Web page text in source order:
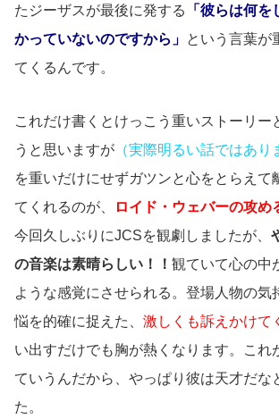
たジーザスが最後に発する
「彼らは何
かっていないのですから」 という言葉が
てくるんです。
これだけ書くとけっこう重いストーリー
うと思いますが （実際明るい話ではあり
を重いだけにせずガツンと心をとらえて
てくれるのが、
ロイド・ウェバーの攻め
今回久しぶりにJCSを観劇しましたが、
の音楽は素晴らしい！！ 観ていて心の中
ような感覚にさせられる。登場人物の気
悩を的確に捉えた、 激しくも訴えかけて
い出すだけでも胸が熱くなります。これ
ていうんだから、やっぱり彼は天才だな
た。